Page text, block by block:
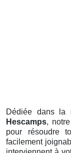
Dédiée dans la
Hescamps,
pour résoudre
facilement